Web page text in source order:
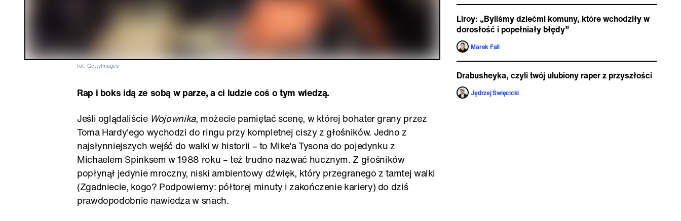
fot. GettyImages
Rap i boks idą ze sobą w parze, a ci ludzie coś o tym wiedzą.
Jeśli oglądaliście Wojownika, możecie pamiętać scenę, w której bohater grany przez
Toma Hardy'ego wychodzi do ringu przy kompletnej ciszy z głośników. Jedno z
najsłynniejszych wejść do walki w historii – to Mike'a Tysona do pojedynku z
Michaelem Spinksem w 1988 roku – też trudno nazwać hucznym. Z głośników
popłynął jedynie mroczny, niski ambientowy dźwięk, który przegranego z tamtej walki
(Zgadniecie, kogo? Podpowiemy: półtorej minuty i zakończenie kariery) do dziś
prawdopodobnie nawiedza w snach.
Liroy: „Byliśmy dziećmi komuny, które wchodziły w
dorosłość i popełniały błędy”
Marek Fall
Drabusheyka, czyli twój ulubiony raper z przyszłości
Jędrzej Święcicki